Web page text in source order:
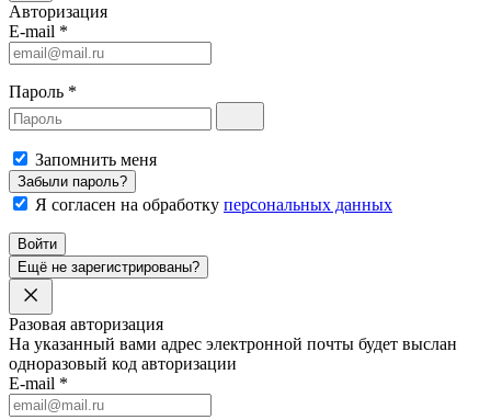
Авторизация
E-mail *
Пароль *
Запомнить меня
Забыли пароль?
Я согласен на обработку персональных данных
Войти
Ещё не зарегистрированы?
Разовая авторизация
На указанный вами адрес электронной почты будет выслан
одноразовый код авторизации
E-mail *